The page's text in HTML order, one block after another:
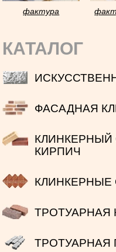
фактура
КАТАЛОГ
ФАСАДНАЯ
КИРПИЧ
КЛИНКЕРНЫЕ
ТРОТУАРНАЯ
ТРОТУАРНАЯ